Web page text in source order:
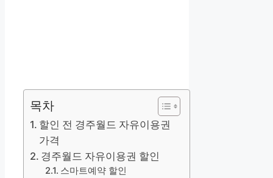
목차
할인 전 경주월드 자유이용권
가격
경주월드 자유이용권 할인
스마트예약 할인